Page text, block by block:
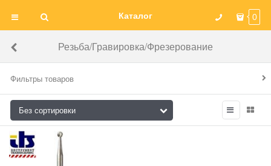
Каталог 0
Резьба/Гравировка/Фрезерование
Фильтры товаров